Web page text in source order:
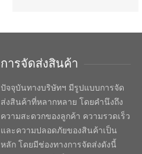
การจัดส่งสินค้า
ปัจจุบันทางบริษัทฯ มีรูปแบบการจัด
ส่งสินค้าที่หลากหลาย โดยคำนึงถึง
ความสะดวกของลูกค้า ความรวดเร็ว
และความปลอดภัยของสินค้าเป็น
หลัก โดยมีช่องทางการจัดส่งดังนี้